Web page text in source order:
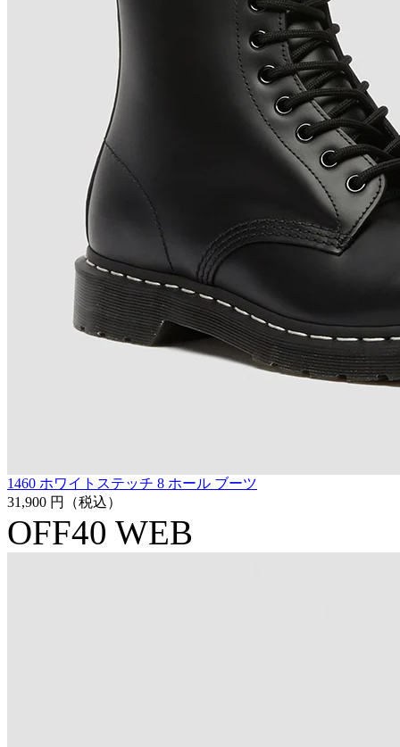
1460 ホワイトステッチ 8 ホール ブーツ
31,900 円
（税込）
OFF40 WEB